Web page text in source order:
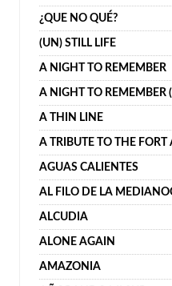
¿QUE NO QUÉ?
(UN) STILL LIFE
A NIGHT TO REMEMBER
A NIGHT TO REMEMBER
A THIN LINE
A TRIBUTE TO THE
AGUAS CALIENTES
AL FILO DE LA
ALCUDIA
ALONE AGAIN
AMAZONIA